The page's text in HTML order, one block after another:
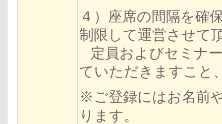
４）座席の間隔を確
制限して運営させて
定員およびセミナ
ていただきますこと
※ご登録にはお名前
ります。